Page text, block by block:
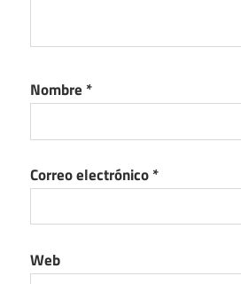
Nombre *
Correo electrónico*
Web